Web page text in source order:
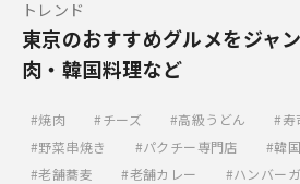
トレンド
東京のおすすめグルメをジャ
肉・韓国料理など
焼肉 チーズ 高級うどん
寿
野菜串焼き
パクチー専門店 韓
老舗蕎麦
老舗カレー ハンバー